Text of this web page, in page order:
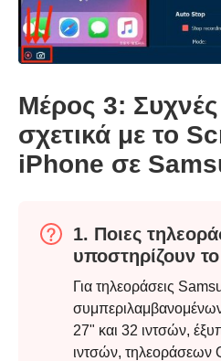
Βήμα 3.
Μέρος 3:
σχετικά με το
iPhone σε
1. Ποιες
υποστηρίζουν
Για τηλεοράσεις
27" και 32 ιντσών,
ιντσών, τηλεοράσεων